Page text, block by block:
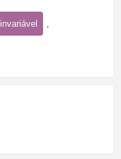
invariável ,